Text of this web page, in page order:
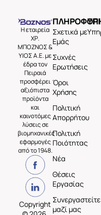
Η εταιρεία
ΧΡ.
ΜΠΟΖΝΟΣ &
ΥΙΟΣ Α.Ε. με
έδρα τον
Πειραιά
προσφέρει
αξιόπιστα
προϊόντα
και
καινοτόμες
λύσεις σε
βιομηχανικές
εφαρμογές
από το 1948.
Copyright
Σχετικά με
Εμάς
Συχνές
Ερωτήσεις
Όροι
Χρήσης
Πολιτική
Απορρήτου
Πολιτική
Ποιότητας
Νέα
Θέσεις
Εργασίας
Συνεργαστείτε
μαζί μας